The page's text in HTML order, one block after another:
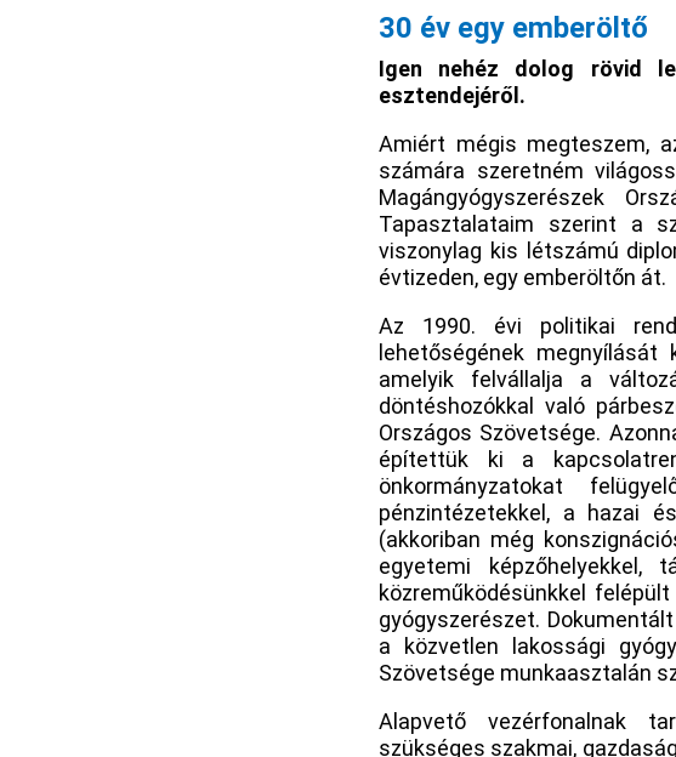
30 év egy emberöltő
Igen nehéz dolog rövid
esztendejéről.
Amiért mégis megteszem,
számára szeretném
Magángyógyszerészek
Tapasztalataim szerint a
viszonylag kis létszámú
évtizeden, egy emberöltőn át.
Az 1990. évi politikai
lehetőségének
amelyik felvállalja a
döntéshozókkal való
Országos Szövetsége.
építettük ki a
önkormányzatokat
pénzintézetekkel, a hazai
(akkoriban még
egyetemi képzőhelyekkel,
közreműködésünkkel
gyógyszerészet.
a közvetlen lakossági
Szövetsége munkaasztalán
Alapvető vezérfonalnak
szükséges szakmai,